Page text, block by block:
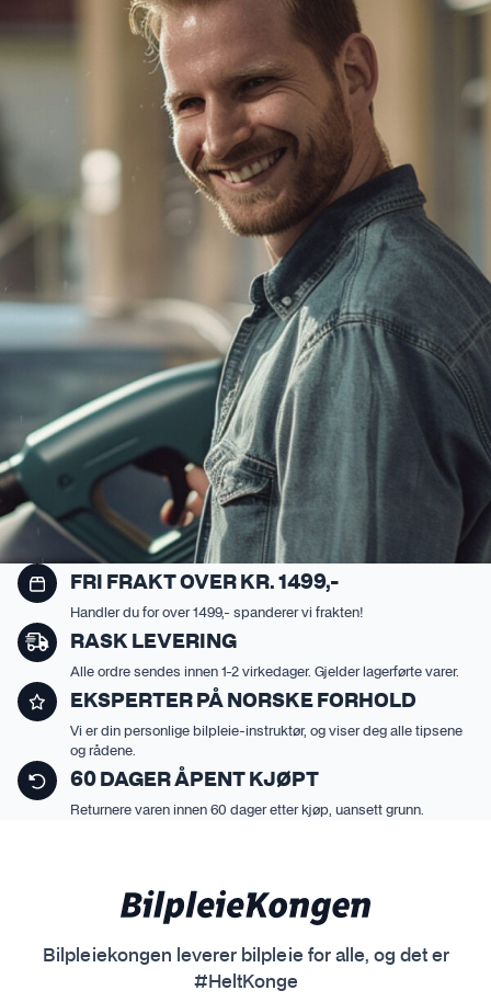
FRI FRAKT OVER KR. 1499,-
Handler du for over 1499,- spanderer vi frakten!
RASK LEVERING
Alle ordre sendes innen 1-2 virkedager. Gjelder lagerførte varer.
EKSPERTER PÅ NORSKE FORHOLD
Vi er din personlige bilpleie-instruktør, og viser deg alle tipsene
og rådene.
60 DAGER ÅPENT KJØPT
Returnere varen innen 60 dager etter kjøp, uansett grunn.
Bilpleiekongen leverer bilpleie for alle, og det er
#HeltKonge